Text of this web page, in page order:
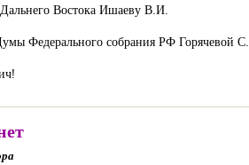
Востока Ишаеву В.И.
Федерального собрания РФ Горячевой